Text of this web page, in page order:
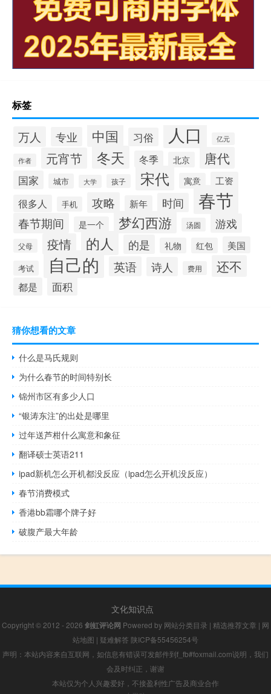
标签
万人 专业 中国 习俗 人口 亿元
作者 元宵节 冬天 冬季 北京 唐代
国家 城市 大学 孩子 宋代 寓意 工资
很多人 手机 攻略 新年 时间 春节
春节期间 是一个 梦幻西游 汤圆 游戏
父母 疫情 的人 的是 礼物 红包 美国
考试 自己的 英语 诗人 费用 还不
都是 面积
猜你想看的文章
什么是马氏规则
为什么春节的时间特别长
锦州市区有多少人口
“银涛东注”的出处是哪里
过年送芦柑什么寓意和象征
翻译硕士英语211
ipad新机怎么开机都没反应（ipad怎么开机没反应）
春节消费模式
香港bb霜哪个牌子好
破腹产最大年龄
文化知识点
Copyright © 2012 - 2026 剑虹评论网 Powered by 网站分类目录 | 精选推荐文章 | 网
站地图 | 疑难解答 陕ICP备55456254号
声明：本站内容来自互联网，如信息有错误可发邮件到f_fb#foxmail.com说明，我们
会及时纠正，谢谢
本站仅为个人兴趣爱好，不接盈利性广告及商业合作